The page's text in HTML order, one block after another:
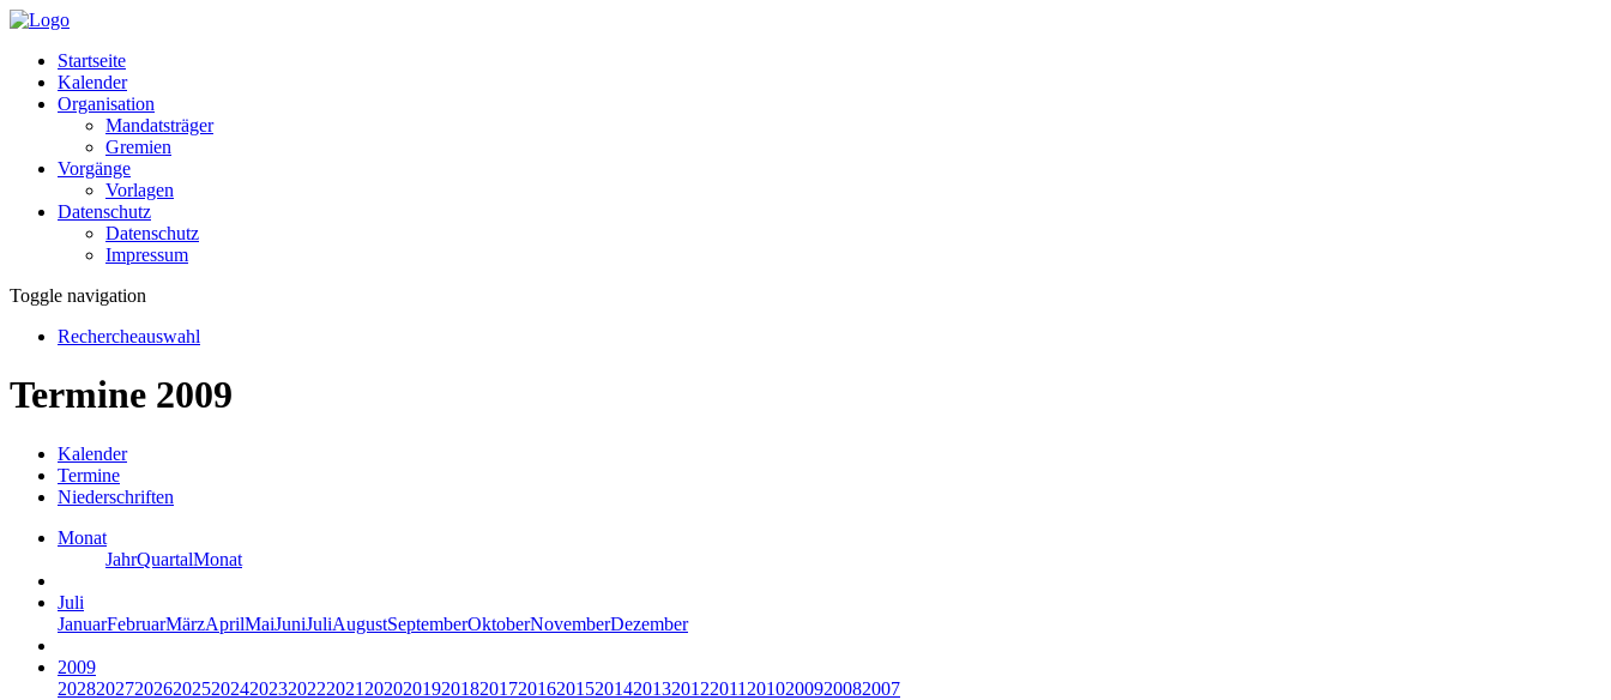
Startseite
Kalender
Organisation
Mandatsträger
Gremien
Vorgänge
Vorlagen
Datenschutz
Datenschutz
Impressum
Toggle navigation
Rechercheauswahl
Termine 2009
Kalender
Termine
Niederschriften
Monat
JahrQuartalMonat
Juli
JanuarFebruarMärzAprilMaiJuniJuliAugustSeptemberOktoberNovemberDezember
2009
20282027202620252024202320222021 2020201920182017201620152014201320122011 2010200920082007